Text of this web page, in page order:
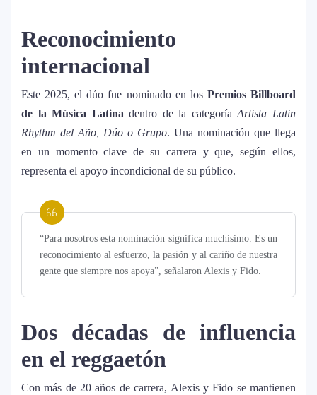
10
Carín León y Ricky Martin unen
Medio Vivir
11
Justin Bieber rompe récord en
Coachella 2026: el artista mejor
pagado de la historia del festival
Farándula ::. Isadora, hija de
nominación a los Latin Grammy
Reconocimiento
internacional
Este 2025, el dúo fue nominado en los Premios Billboard
de la Música Latina dentro de la categoríaArtista Latin
Rhythm del Año, Dúo o Grupo. Una nominación que llega
en un momento clave de su carrera y que, según ellos,
representa el apoyo incondicional de su público.
“Para nosotros esta nominación significa muchísimo. Es un
reconocimiento al esfuerzo, la pasión y al cariño de nuestra
gente que siempre nos apoya”, señalaron Alexis y Fido.
Dos décadas de influencia
en el reggaetón
Con más de 20 años de carrera, Alexis y Fido se mantienen